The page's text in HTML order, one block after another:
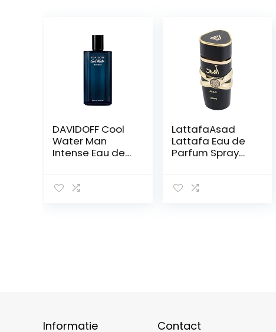
DAVIDOFF Cool
Water Man
Intense Eau de
LattafaAsad
Lattafa Eau de
Parfum Spray
heren en
Informatie Contact